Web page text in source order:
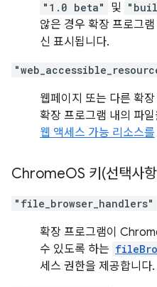
"1.0 beta" 및
않은 경우 확장 프로그
신 표시됩니다.
웹페이지 또는 다른 확
확장 프로그램 내의 파
웹 액세스 가능 리소스를
ChromeOS 키(선택사
"file_browser_handlers"
확장 프로그램이
수 있도록 하는
세스 권한을 제공합니다.